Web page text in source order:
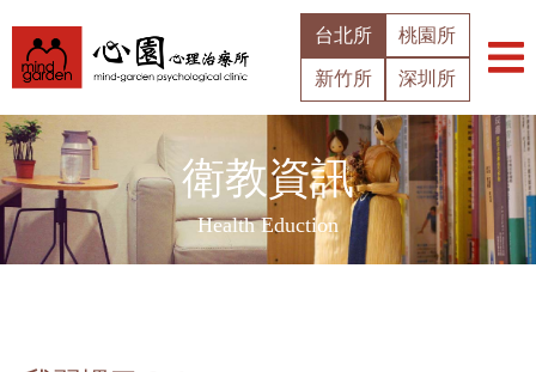
台北所 桃園所
新竹所 深圳所
衛教資訊
Health Eduction